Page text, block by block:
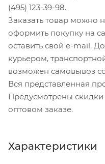
(495) 123-39-98.
Заказать товар можно
оформить покупку на
оставить свой e-mail.
курьером,
возможен самовывоз
Вся представленная
Предусмотрены
оптовом заказе.
Характеристики